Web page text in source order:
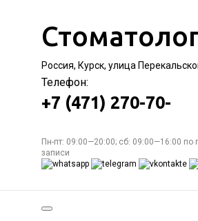
Россия, Курск, улица
Телефон:
+7 (471) 270-70-
Пн-пт: 09:00—20:00; сб: 09:00—16:00 по
записи